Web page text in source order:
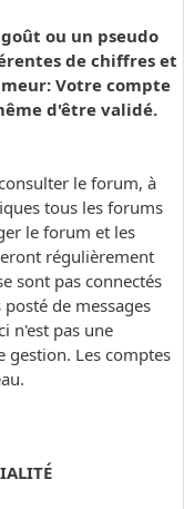
ou un pseudo
de chiffres et
Votre compte
d'être validé.
le forum, à
tous les forums
le forum et les
régulièrement
sont pas connectés
de messages
n'est pas une
gestion. Les comptes